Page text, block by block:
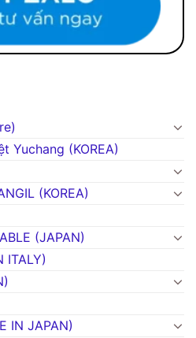
Yuchang (KOREA)
(KOREA)
(JAPAN)
ITALY)
IN JAPAN)